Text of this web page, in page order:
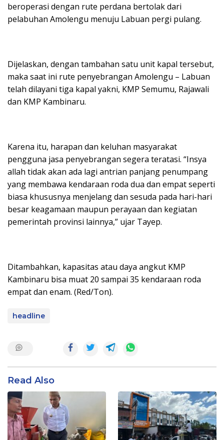
beroperasi dengan rute perdana bertolak dari
pelabuhan Amolengu menuju Labuan pergi pulang.
Dijelaskan, dengan tambahan satu unit kapal tersebut,
maka saat ini rute penyebrangan Amolengu – Labuan
telah dilayani tiga kapal yakni, KMP Semumu, Rajawali
dan KMP Kambinaru.
Karena itu, harapan dan keluhan masyarakat
pengguna jasa penyebrangan segera teratasi. “Insya
allah tidak akan ada lagi antrian panjang penumpang
yang membawa kendaraan roda dua dan empat seperti
biasa khususnya menjelang dan sesuda pada hari-hari
besar keagamaan maupun perayaan dan kegiatan
pemerintah provinsi lainnya,” ujar Tayep.
Ditambahkan, kapasitas atau daya angkut KMP
Kambinaru bisa muat 20 sampai 35 kendaraan roda
empat dan enam. (Red/Ton).
headline
Read Also